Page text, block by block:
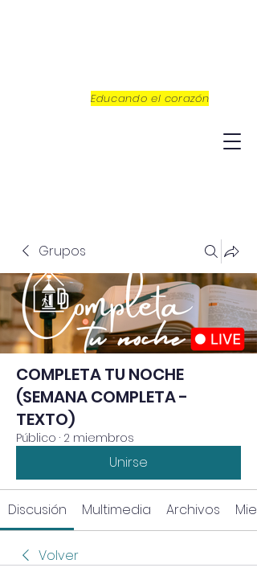
Educando el corazón
Grupos
COMPLETA TU NOCHE
(SEMANA COMPLETA -
TEXTO)
Público · 2 miembros
Unirse
Discusión Multimedia Archivos
Volver